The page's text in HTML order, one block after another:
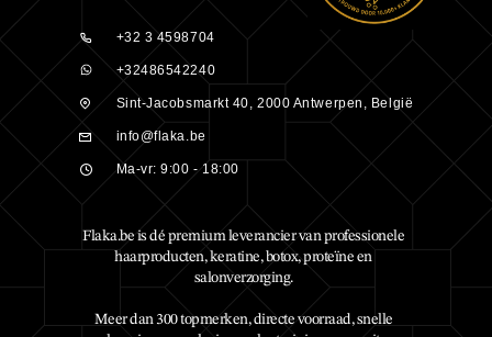
+32 3 4598704
+32486542240
Sint-Jacobsmarkt 40, 2000 Antwerpen, België
info@flaka.be
Ma-vr: 9:00 - 18:00
Flaka.be is dé premium leverancier van professionele
haarproducten, keratine, botox, proteïne en
salonverzorging.
Meer dan 300 topmerken, directe voorraad, snelle